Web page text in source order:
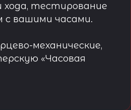
хода, тестирование
с вашими часами.
механические,
«Часовая